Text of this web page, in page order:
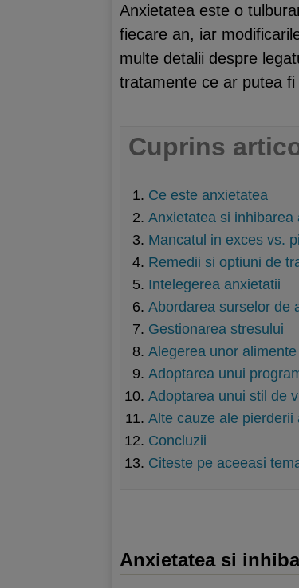
Anxietatea este o
fiecare an, iar
multe detalii despre
tratamente ce ar putea fi
Cuprins
Ce este anxietatea
Anxietatea si inhibarea
Mancatul in exces vs.
Remedii si optiuni de
Intelegerea anxietatii
Abordarea surselor de
Gestionarea stresului
Alegerea unor
Adoptarea unui
Adoptarea unui stil de
Alte cauze ale pierderii
Concluzii
Citeste pe aceeasi
Anxietatea si